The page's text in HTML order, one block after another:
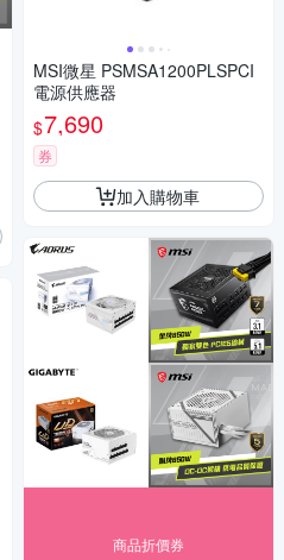
MSI微星 PSMSA1200PLSPCI
電源供應器
$7,690
券
加入購物車
商品折價券